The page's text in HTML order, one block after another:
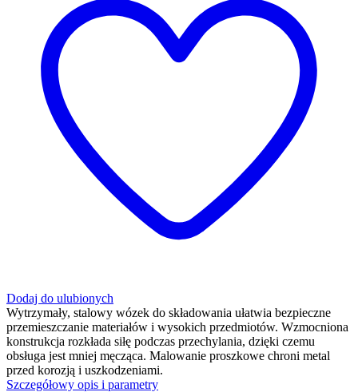
Dodaj do ulubionych
Wytrzymały, stalowy wózek do składowania ułatwia bezpieczne
przemieszczanie materiałów i wysokich przedmiotów. Wzmocniona
konstrukcja rozkłada siłę podczas przechylania, dzięki czemu
obsługa jest mniej męcząca. Malowanie proszkowe chroni metal
przed korozją i uszkodzeniami.
Szczegółowy opis i parametry